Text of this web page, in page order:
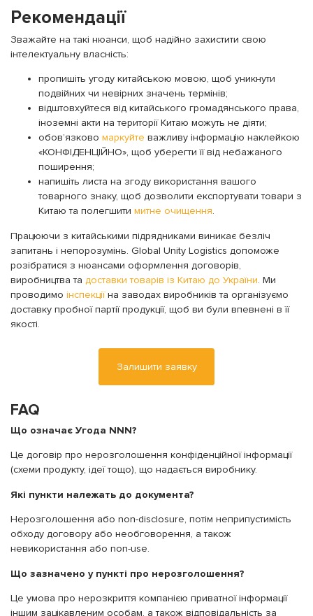
Рекомендації
Зважайте на такі нюанси, щоб надійно захистити свою
інтелектуальну власність:
пропишіть угоду китайською мовою, щоб уникнути
подвійних чи невірних значень термінів;
відштовхуйтеся від китайського громадянського права,
іноземні акти на території Китаю можуть не діяти;
обов’язково маркуйте важливу інформацію наклейкою
«КОНФІДЕНЦІЙНО», щоб уберегти її від небажаного
поширення;
напишіть листа на згоду використання вашого
товарного знаку, щоб дозволити експортувати товари з
Китаю та полегшити митне очищення.
Працюючи з китайськими підрядниками виникає безліч
запитань і непорозумінь. Global Unity Logistics допоможе
розібратися з нюансами оформлення договорів,
виробництва та доставки товарів із Китаю до України. Ми
проводимо інспекціїна заводах виробників та організуємо
доставку пробної партії продукції, щоб ви були впевнені в її
якості.
Залишити заявку
FAQ
Що означає Угода NNN?
Це договір про нерозголошення конфіденційної інформації
(схеми продукту, ідеї тощо), що надається виробнику.
Які пункти належать до документа?
Нерозголошення або non-disclosure, потім неприпустимість
обходу договору або необговорення, а також
невикористання або non-use.
Що зазначено у пункті про нерозголошення?
Це умова про нерозкриття компанією приватної інформації
іншим зацікавленим особам, а також відповідальність за